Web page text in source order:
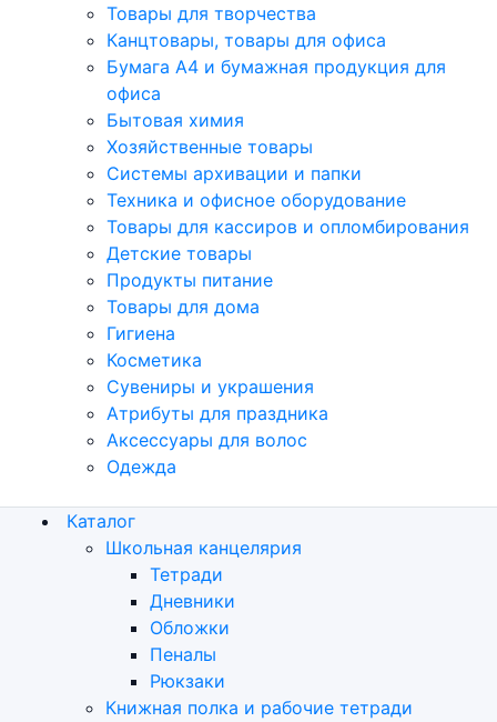
Товары для творчества
Канцтовары, товары для офиса
Бумага А4 и бумажная продукция для
офиса
Бытовая химия
Хозяйственные товары
Системы архивации и папки
Техника и офисное оборудование
Товары для кассиров и опломбирования
Детские товары
Продукты питание
Товары для дома
Гигиена
Косметика
Сувениры и украшения
Атрибуты для праздника
Аксеcсуары для волос
Одежда
Каталог
Школьная канцелярия
Тетради
Дневники
Обложки
Пеналы
Рюкзаки
Книжная полка и рабочие тетради